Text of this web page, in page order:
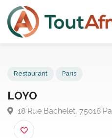
LOYO
18 Rue Bachelet, 75018